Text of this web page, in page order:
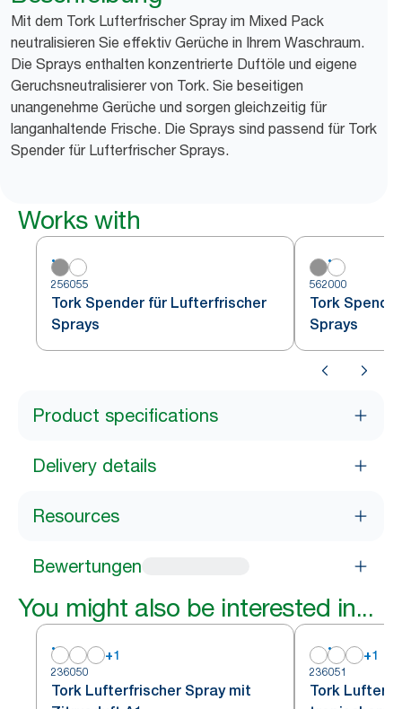
Mit dem Tork Lufterfrischer Spray im Mixed Pack
neutralisieren Sie effektiv Gerüche in Ihrem Waschraum.
Die Sprays enthalten konzentrierte Duftöle und eigene
Geruchsneutralisierer von Tork. Sie beseitigen
unangenehme Gerüche und sorgen gleichzeitig für
langanhaltende Frische. Die Sprays sind passend für Tork
Spender für Lufterfrischer Sprays.
Works with
256055
Tork Spender für Lufterfrischer
Sprays
562000
Tork
Sprays
Product specifications
Delivery details
Resources
Bewertungen
You might also be interested in...
+1
236050
Tork Lufterfrischer Spray mit
+1
236051
Tork